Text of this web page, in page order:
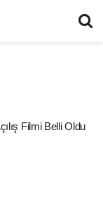
Filmi Belli Oldu